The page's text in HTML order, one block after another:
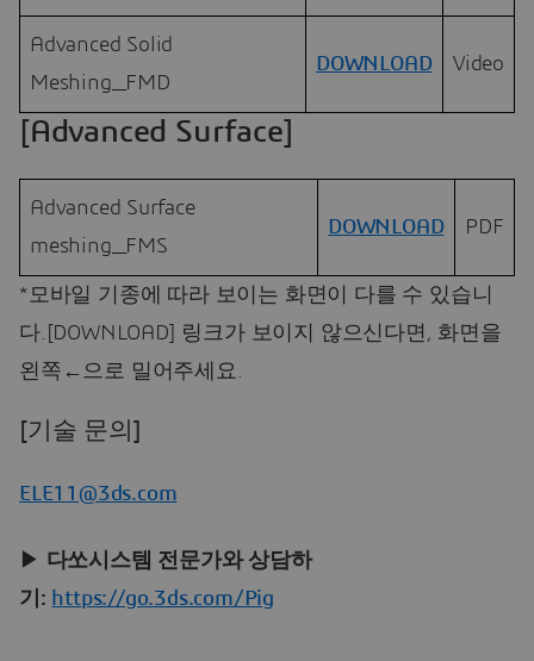
Advanced Solid
Meshing_FMD
DOWNLOAD Video
[Advanced Surface]
Advanced Surface
meshing_FMS
DOWNLOAD PDF
*모바일 기종에 따라 보이는 화면이 다를 수 있습니
다.[DOWNLOAD] 링크가 보이지 않으신다면, 화면을
왼쪽←으로 밀어주세요.
[기술 문의]
ELE11@3ds.com
▶ 다쏘시스템 전문가와 상담하
기: https://go.3ds.com/Pig